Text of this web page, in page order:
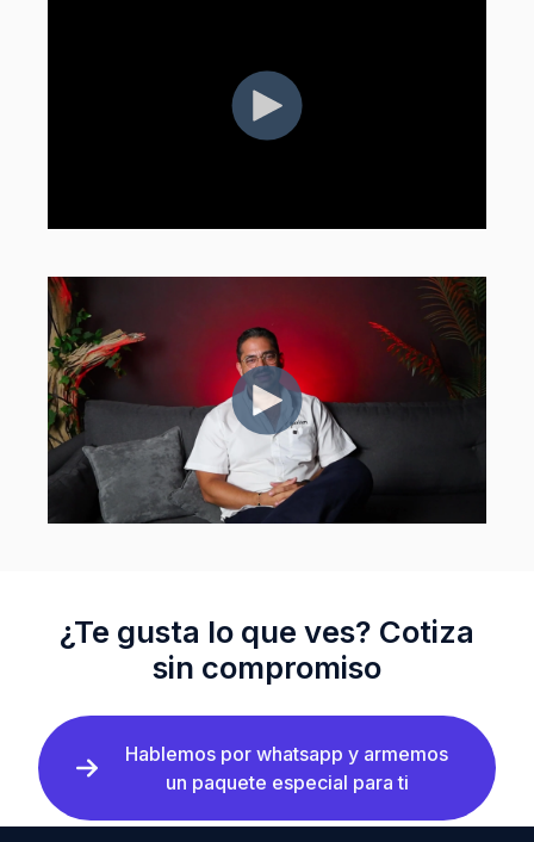
¿Te gusta lo que ves? Cotiza
sin compromiso
Hablemos por whatsapp y armemos
un paquete especial para ti